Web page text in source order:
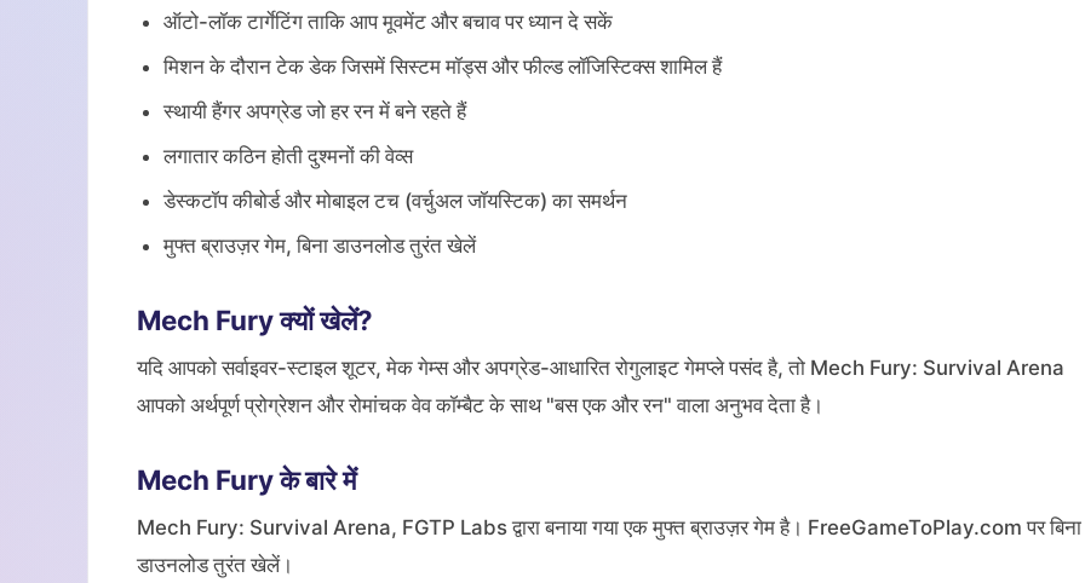
ऑटो-लॉक टार्गेटिंग ताकि आप मूवमेंट और बचाव पर ध्यान दे सकें
मिशन के दौरान टेक डेक जिसमें सिस्टम मॉड्स और फील्ड लॉजिस्टिक्स शामिल हैं
स्थायी हैंगर अपग्रेड जो हर रन में बने रहते हैं
लगातार कठिन होती दुश्मनों की वेव्स
डेस्कटॉप कीबोर्ड और मोबाइल टच (वर्चुअल जॉयस्टिक) का समर्थन
मुफ्त ब्राउज़र गेम, बिना डाउनलोड तुरंत खेलें
Mech Fury क्यों खेलें?
यदि आपको सर्वाइवर-स्टाइल शूटर, मेक गेम्स और अपग्रेड-आधारित रोगुलाइट गेमप्ले पसंद है, तो Mech Fury: Survival Arena
आपको अर्थपूर्ण प्रोग्रेशन और रोमांचक वेव कॉम्बैट के साथ "बस एक और रन" वाला अनुभव देता है।
Mech Fury के बारे में
Mech Fury: Survival Arena, FGTP Labs द्वारा बनाया गया एक मुफ्त ब्राउज़र गेम है। FreeGameToPlay.com पर बिना
डाउनलोड तुरंत खेलें।